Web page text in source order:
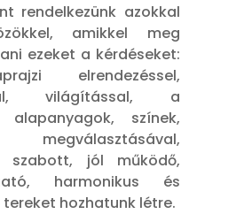
rendelkezünk azokkal
amikkel meg
ezeket a kérdéseket:
elrendezéssel,
világítással, a
alapanyagok, színek,
szabott, jól működő,
harmonikus és
tereket hozhatunk létre.